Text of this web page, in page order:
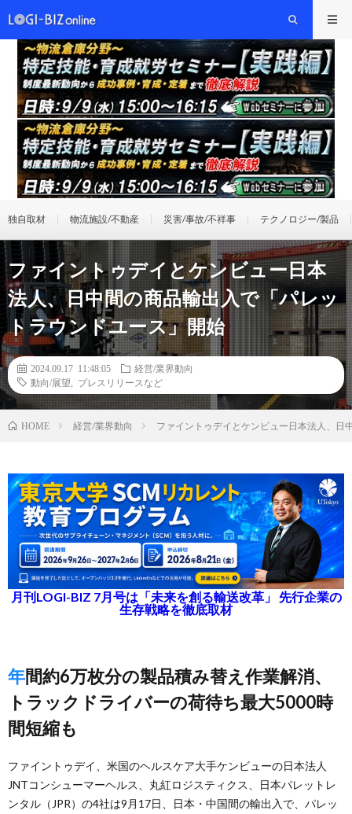
独自取材 物流施設/不動産 災害/事故/不祥事 テクノロジー/製品
ファイントゥデイとケンビュー日本
法人、日中間の商品輸出入で「パレッ
トラウンドユース」開始
2024.09.17 11:48:05
経営/業界動向
動向/展望
プレスリリースなど
HOME 経営/業界動向 ファイントゥデイとケンビュー日本法人、日
月刊LOGI-BIZ 7月号は「未来を創る輸送改革」 先行企業の
生存戦略を徹底取材
年間約6万枚分の製品積み替え作業解消、
トラックドライバーの荷待ち最大5000時
間短縮も
ファイントゥデイ、米国のヘルスケア大手ケンビューの日本法人
JNTコンシューマーヘルス、丸紅ロジスティクス、日本パレットレ
ンタル（JPR）の4社は9月17日、日本・中国間の輸出入で、パレッ